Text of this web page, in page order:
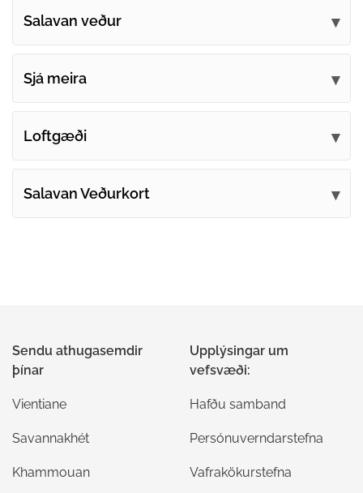
Salavan veður
Sjá meira
Loftgæði
Salavan Veðurkort
Sendu athugasemdir
þínar
Vientiane
Savannakhét
Khammouan
Upplýsingar um
vefsvæði:
Hafðu samband
Persónuverndarstefna
Vafrakökurstefna